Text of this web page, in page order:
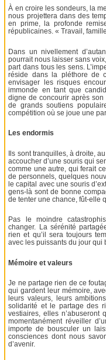
À en croire les sondeurs, la
nous projettera dans des
en prime, la profonde
républicaines. « Travail,
Dans un nivellement
pourrait nous laisser sans
part dans tous les sens.
réside dans la pléthore de
envisager les risques
immonde en tant que
digne de concourir après
de grands soutiens
compétition où se joue une
Les endormis
Ils sont tranquilles, à droite,
accoucher d’une souris qui
comme une autre, qui ferait
de personnels, quelques
le capital avec une souris
gens-là sont de bonne
de tenter une chance, fût-elle
Pas le moindre
changer. La sérénité
rien et qu’il sera toujours
avec les puissants du jour
Mémoire et valeurs
Je ne partage rien de ce
qui gardent leur mémoire,
leurs valeurs, leurs
solidarité et le partage des
vestiaires, elles n’abuseront
momentanément réveiller
importe de bousculer un
consciences dont nous
d’avenir.